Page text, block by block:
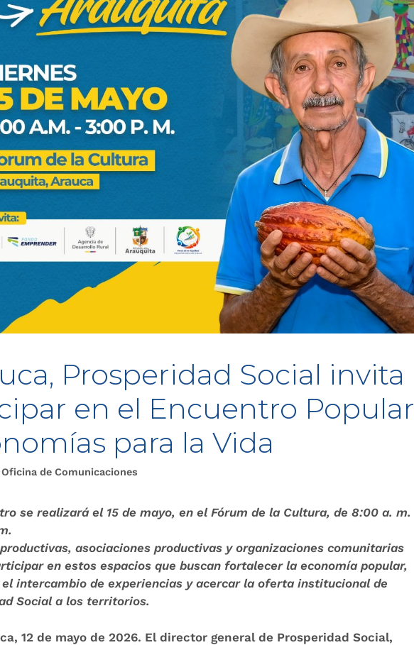
Prosperidad Social invita
en el Encuentro Popular
para la Vida
Oficina de Comunicaciones
se realizará el 15 de mayo, en el Fórum de la Cultura, de 8:00 a. m.
asociaciones productivas y organizaciones comunitarias
en estos espacios que buscan fortalecer la economía popular,
intercambio de experiencias y acercar la oferta institucional de
Social a los territorios.
12 de mayo de 2026. El director general de Prosperidad Social,